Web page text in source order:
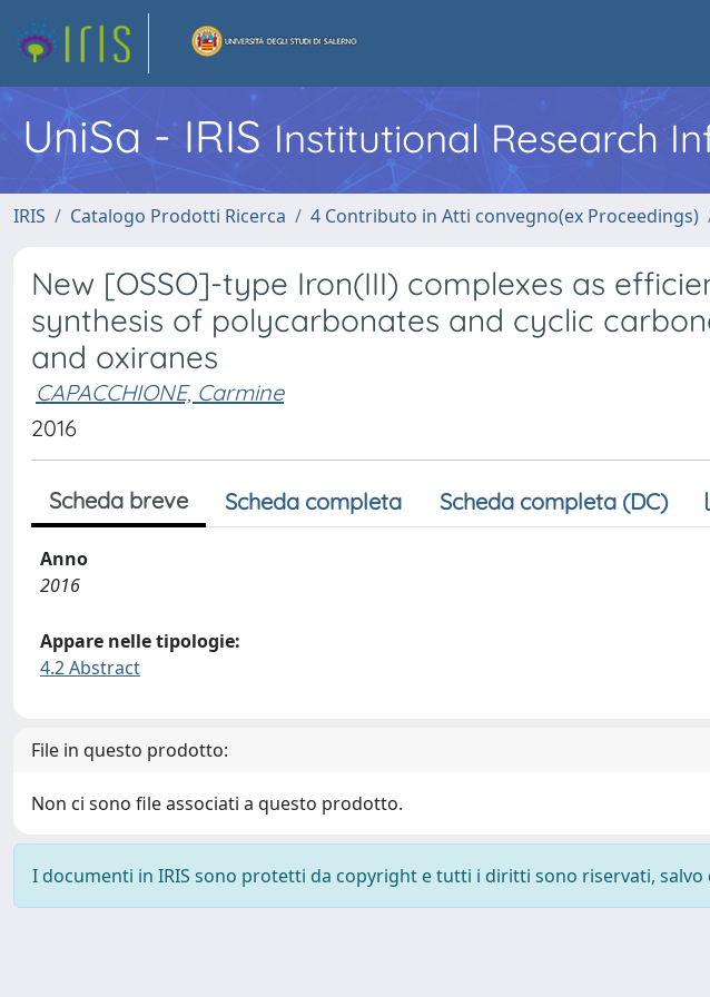
UniSa - IRIS Institutional Research
IRIS Catalogo Prodotti Ricerca 4 Contributo in Atti convegno(ex Proceedings)
New [OSSO]-type Iron(III) complexes as
synthesis of polycarbonates and cyclic
and oxiranes
CAPACCHIONE, Carmine
2016
Scheda breve Scheda completa Scheda completa (DC)
Anno
2016
Appare nelle tipologie:
4.2 Abstract
File in questo prodotto:
Non ci sono file associati a questo prodotto.
I documenti in IRIS sono protetti da copyright e tutti i diritti sono riservati, salvo